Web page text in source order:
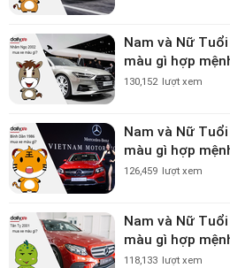
Nam và Nữ
màu gì hợp
130,152 lượt xem
Nam và Nữ
màu gì hợp
126,459 lượt xem
Nam và Nữ
màu gì hợp
118,133 lượt xem